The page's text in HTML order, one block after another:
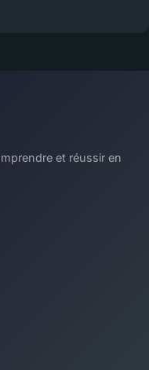
et réussir en